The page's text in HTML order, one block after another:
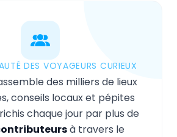
DES VOYAGEURS CURIEUX
des milliers de lieux
conseils locaux et pépites
chaque jour par plus de
à travers le